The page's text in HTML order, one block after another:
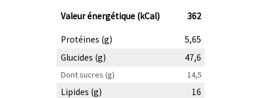
Valeur énergétique (kCal) 362
Protéines (g)
5,65
Glucides (g)
47,6
Dont sucres (g) 14,5
Lipides (g) 16